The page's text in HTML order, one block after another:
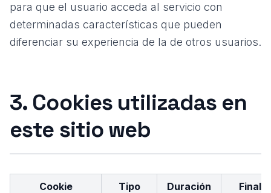
para que el usuario acceda al servicio con
determinadas características que pueden
diferenciar su experiencia de la de otros usuarios.
3. Cookies utilizadas en
este sitio web
Cookie Tipo Duración